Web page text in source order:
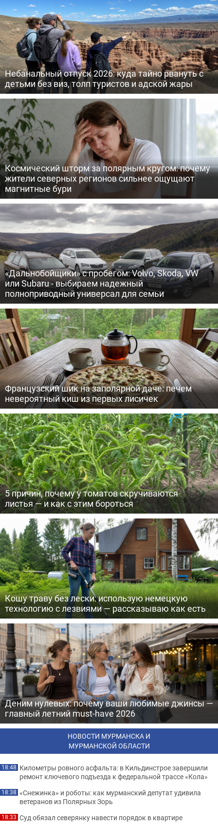
Небанальный отпуск 2026: куда тайно рвануть с
детьми без виз, толп туристов и адской жары
Космический шторм за полярным кругом: почему
жители северных регионов сильнее ощущают
магнитные бури
«Дальнобойщики» с пробегом: Volvo, Skoda, VW
или Subaru - выбираем надежный
полноприводный универсал для семьи
Французский шик на заполярной даче: печем
невероятный киш из первых лисичек
5 причин, почему у томатов скручиваются
листья — и как с этим бороться
Кошу траву без лески: использую немецкую
технологию с лезвиями — рассказываю как есть
Деним нулевых: почему ваши любимые джинсы —
главный летний must-have 2026
НОВОСТИ МУРМАНСКА И
МУРМАНСКОЙ ОБЛАСТИ
18:48 Километры ровного асфальта: в Кильдинстрое завершили
ремонт ключевого подъезда к федеральной трассе «Кола»
18:38 «Снежинка» и роботы: как мурманский депутат удивила
ветеранов из Полярных Зорь
18:33 Суд обязал северянку навести порядок в квартире